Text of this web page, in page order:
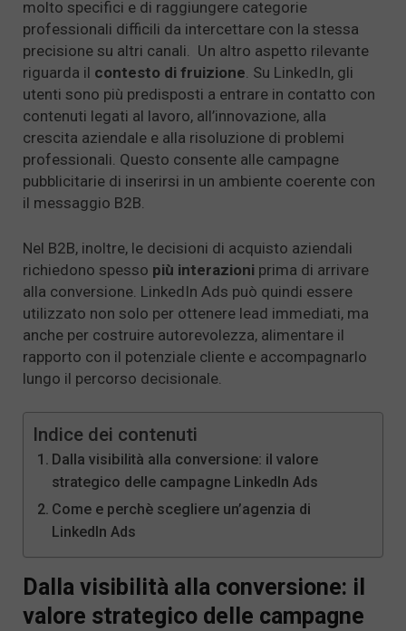
molto specifici e di raggiungere categorie
professionali difficili da intercettare con la stessa
precisione su altri canali. Un altro aspetto rilevante
riguarda il contesto di fruizione. Su LinkedIn, gli
utenti sono più predisposti a entrare in contatto con
contenuti legati al lavoro, all’innovazione, alla
crescita aziendale e alla risoluzione di problemi
professionali. Questo consente alle campagne
pubblicitarie di inserirsi in un ambiente coerente con
il messaggio B2B.
Nel B2B, inoltre, le decisioni di acquisto aziendali
richiedono spesso più interazioni prima di arrivare
alla conversione. LinkedIn Ads può quindi essere
utilizzato non solo per ottenere lead immediati, ma
anche per costruire autorevolezza, alimentare il
rapporto con il potenziale cliente e accompagnarlo
lungo il percorso decisionale.
Indice dei contenuti
Dalla visibilità alla conversione: il valore
strategico delle campagne LinkedIn Ads
Come e perchè scegliere un’agenzia di
LinkedIn Ads
Dalla visibilità alla conversione: il
valore strategico delle campagne